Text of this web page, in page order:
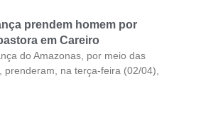
prendem homem por
em Careiro
do Amazonas, por meio das
prenderam, na terça-feira (02/04),